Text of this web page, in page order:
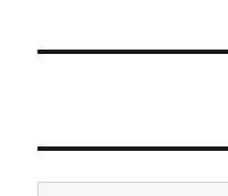
Gib deine E-Mail-Adresse ein ...